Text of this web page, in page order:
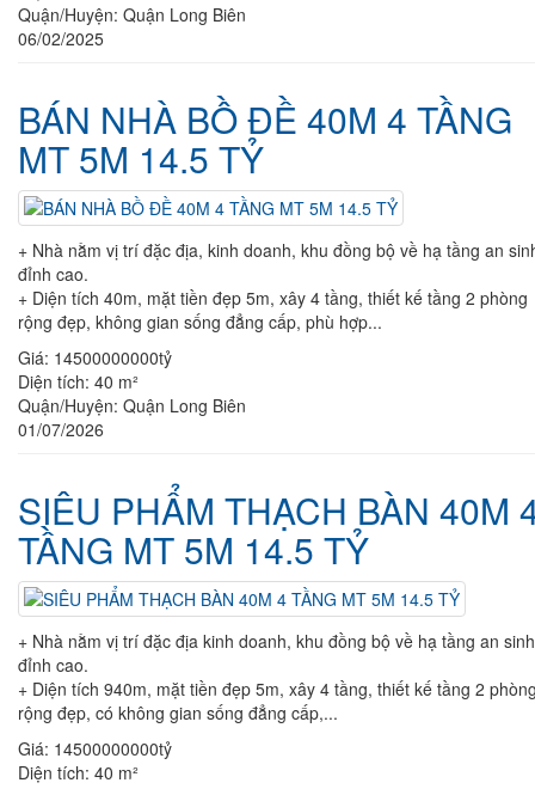
Quận/Huyện: Quận Long Biên
06/02/2025
BÁN NHÀ BỒ ĐỀ 40M 4 TẦNG
MT 5M 14.5 TỶ
+ Nhà nằm vị trí đặc địa, kinh doanh, khu đồng bộ về hạ tầng an
đỉnh cao.
+ Diện tích 40m, mặt tiền đẹp 5m, xây 4 tầng, thiết kế tầng 2 phòng
rộng đẹp, không gian sống đẳng cấp, phù hợp...
Giá: 14500000000tỷ
Diện tích: 40 m²
Quận/Huyện: Quận Long Biên
01/07/2026
SIÊU PHẨM THẠCH BÀN 40M
TẦNG MT 5M 14.5 TỶ
+ Nhà nằm vị trí đặc địa kinh doanh, khu đồng bộ về hạ tầng an sinh
đỉnh cao.
+ Diện tích 940m, mặt tiền đẹp 5m, xây 4 tầng, thiết kế tầng 2
rộng đẹp, có không gian sống đẳng cấp,...
Giá: 14500000000tỷ
Diện tích: 40 m²